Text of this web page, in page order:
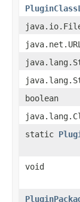
java.net.URL
boolean
static
void